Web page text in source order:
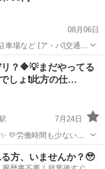
08月06日
車場など [ア・パ]交通誘
態> アルバイト・パー
通費:一部支給 警備現場
？🔶💡まだやってる
しょ❗️此方の仕…
7月24日
ク駅 配送
方、いませんか？🥹